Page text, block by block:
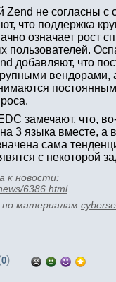
Zend не согласны с
что поддержка
означает рост
пользователей.
добавляют, что
вендорами,
постоянным
замечают, что,
3 языка вместе, а
сама
с некоторой
к новости:
6386.html.
по материалам
0)